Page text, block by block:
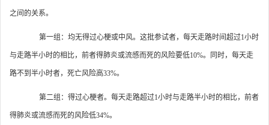
之间的关系。
第一组：均无得过心梗或中风。这批参试者，每天走路时间超过1小时
与走路半小时的相比，前者得肺炎或流感而死的风险要低10%。同时，每天走
路不到半小时者，死亡风险高33%。
第二组：得过心梗者。每天走路超过1小时与走路半小时的相比，前者
得肺炎或流感而死的风险低34%。